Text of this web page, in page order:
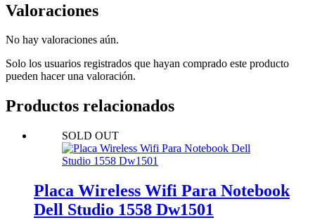
Valoraciones
No hay valoraciones aún.
Solo los usuarios registrados que hayan comprado este producto
pueden hacer una valoración.
Productos relacionados
SOLD OUT
Placa Wireless Wifi Para Notebook
Dell Studio 1558 Dw1501